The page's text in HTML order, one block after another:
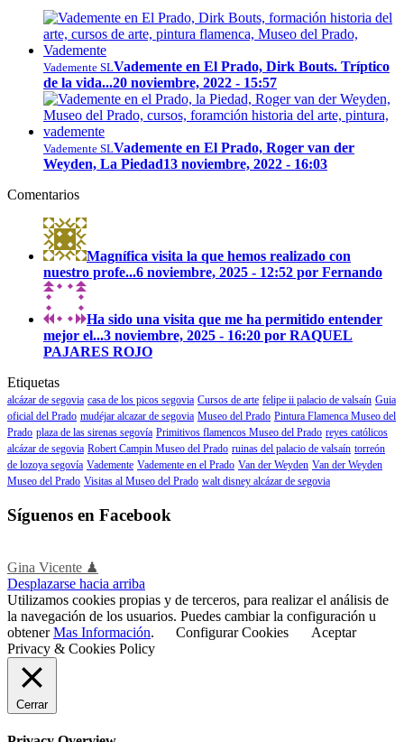
Vademente SLVademente en El Prado, Dirk Bouts. Tríptico
de la vida...20 noviembre, 2022 - 15:57
Vademente SLVademente en El Prado, Roger van der
Weyden, La Piedad13 noviembre, 2022 - 16:03
Comentarios
Magnífica visita la que hemos realizado con
nuestro profe...6 noviembre, 2025 - 12:52 por Fernando
Ha sido una visita que me ha permitido entender
mejor el...3 noviembre, 2025 - 16:20 por RAQUEL
PAJARES ROJO
Etiquetas
alcázar de segovia casa de los picos segovia Cursos de arte felipe ii palacio de valsaín Guia
oficial del Prado mudéjar alcazar de segovia Museo del Prado Pintura Flamenca Museo del
Prado plaza de las sirenas segovía Primitivos flamencos Museo del Prado reyes católicos
alcázar de segovia Robert Campin Museo del Prado ruinas del palacio de valsaín torreón
de lozoya segovía Vademente Vademente en el Prado Van der Weyden Van der Weyden
Museo del Prado Visitas al Museo del Prado walt disney alcázar de segovia
Síguenos en Facebook
Gina Vicente ♟
Desplazarse hacia arriba
Utilizamos cookies propias y de terceros, para realizar el análisis de
la navegación de los usuarios. Puedes cambiar la configuración u
obtenerMas Información. Configurar Cookies
Aceptar
Privacy & Cookies Policy
Cerrar